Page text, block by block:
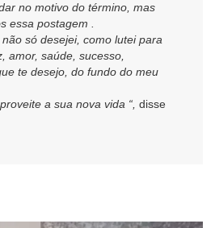
no motivo do término, mas
essa postagem .
só desejei, como lutei para
saúde, sucesso,
te desejo, do fundo do meu
a sua nova vida “, disse